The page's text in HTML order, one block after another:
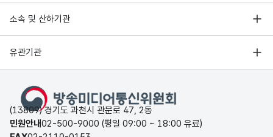
소속 및 산하기관
유관기관
(13809) 경기도 과천시 관문로 47, 2동
민원안내02-500-9000 (평일 09:00 ~ 18:00 유료)